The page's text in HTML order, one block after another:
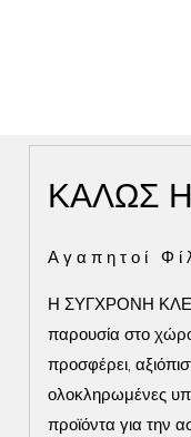
ΚΑΛΩΣ
Αγαπητοί
Η ΣΥΓΧΡΟΝΗ
παρουσία στο
προσφέρει,
ολοκληρωμένες
προϊόντα για την